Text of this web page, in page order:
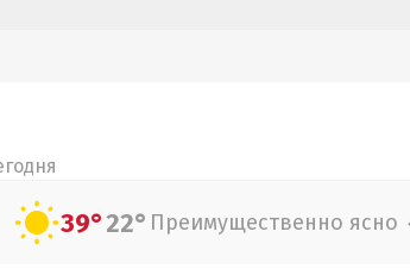
39°22° Преимущественно ясно